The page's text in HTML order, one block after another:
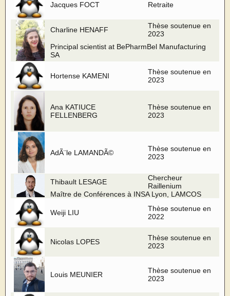
Jacques FOCT Retraite
Charline HENAFF
Thèse soutenue en
2023
Principal scientist at BePharmBel Manufacturing
SA
Hortense KAMENI
Thèse soutenue en
2023
Ana KATIUCE
FELLENBERG
Thèse soutenue en
2023
AdÃ¨le LAMANDÃ©
Thèse soutenue en
2023
Thibault LESAGE
Chercheur
Raillenium
Maître de Conférences à INSA Lyon, LAMCOS
Weiji LIU
Thèse soutenue en
2022
Nicolas LOPES
Thèse soutenue en
2023
Louis MEUNIER
Thèse soutenue en
2023